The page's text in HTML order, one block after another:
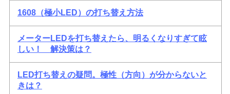
1608（極小LED）の打ち替え方法
メーターLEDを打ち替えたら、明るくなりすぎて眩
しい！ 解決策は？
LED打ち替えの疑問。極性（方向）が分からないと
きは？